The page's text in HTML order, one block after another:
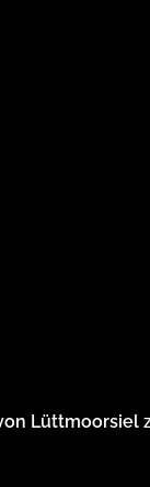
Lüttmoorsiel